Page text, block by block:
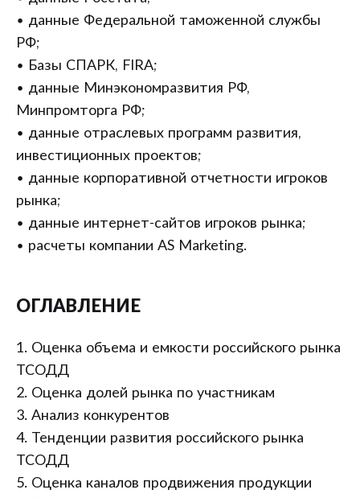
• данные Федеральной таможенной службы
РФ;
• Базы СПАРК, FIRA;
• данные Минэкономразвития РФ,
Минпромторга РФ;
• данные отраслевых программ развития,
инвестиционных проектов;
• данные корпоративной отчетности игроков
рынка;
• данные интернет-сайтов игроков рынка;
• расчеты компании AS Marketing.
ОГЛАВЛЕНИЕ
1. Оценка объема и емкости российского рынка
ТСОДД
2. Оценка долей рынка по участникам
3. Анализ конкурентов
4. Тенденции развития российского рынка
ТСОДД
5. Оценка каналов продвижения продукции